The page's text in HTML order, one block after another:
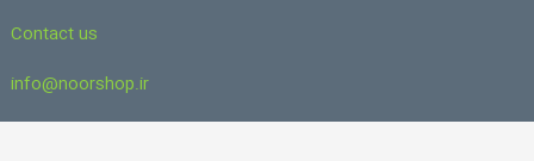
Contact us
info@noorshop.ir